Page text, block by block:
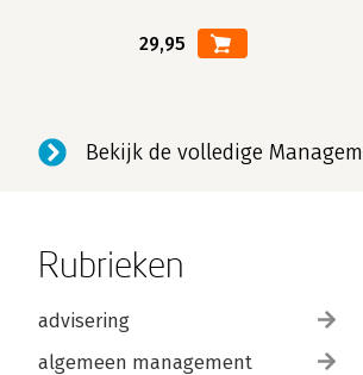
29,95
Bekijk de volledige
Rubrieken
advisering
algemeen management